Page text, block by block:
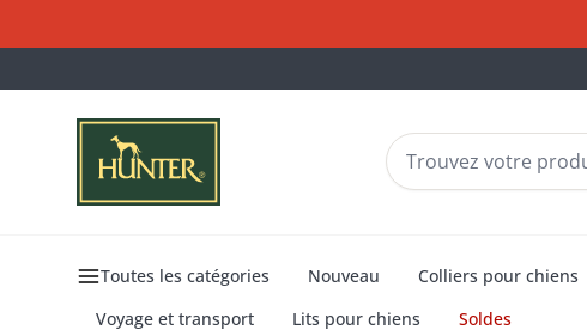
Toutes les catégories Nouveau Colliers pour chiens
Voyage et transport
Lits pour chiens Soldes